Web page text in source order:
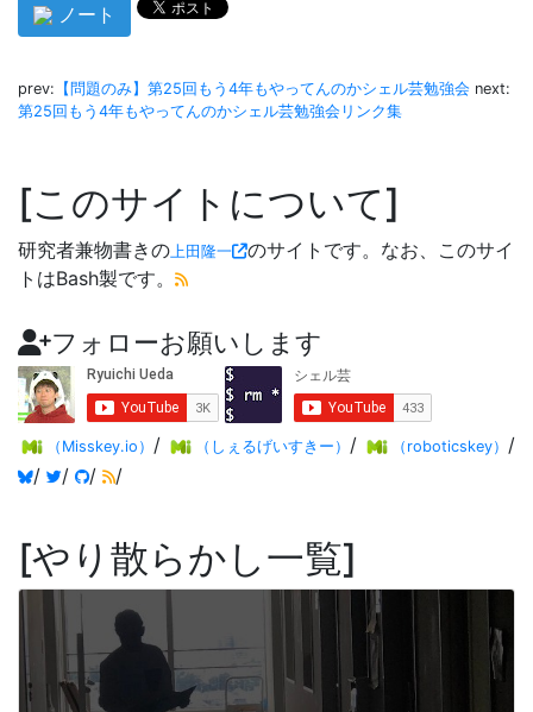
ノート
prev: 【問題のみ】第25回もう4年もやってんのかシェル芸勉強会 next:
第25回もう4年もやってんのかシェル芸勉強会リンク集
このサイトについて
研究者兼物書きの 上田隆一
のサイトです。なお、このサイ
トはBash製です。
フォローお願いします
（Misskey.io） / （しぇるげいすきー） / （roboticskey） /
/
/ / /
やり散らかし一覧